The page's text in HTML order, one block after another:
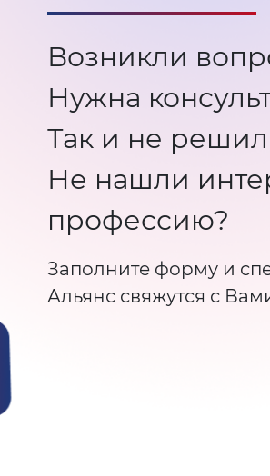
Возникли
Нужна
Так и не
Не нашли
профессию?
Заполните форму и
Альянс свяжутся с